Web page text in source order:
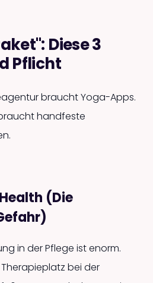
Diese 3
Pflicht
braucht Yoga-Apps.
handfeste
(Die
in der Pflege ist enorm.
bei der